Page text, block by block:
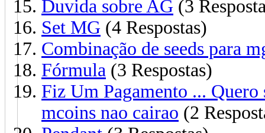
Duvida sobre AG (3
Set MG (4 Respostas)
Combinação de seeds para
Fórmula (3 Respostas)
Fiz Um Pagamento ...
mcoins nao cairao (2